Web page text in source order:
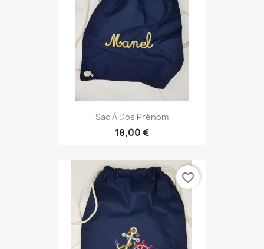
Sac À Dos Prénom
18,00 €
favorite_border